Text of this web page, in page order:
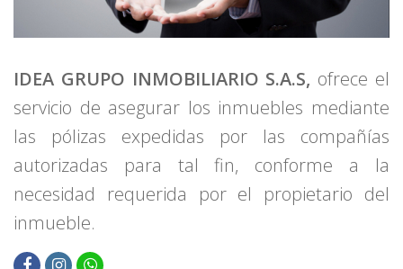
IDEA GRUPO INMOBILIARIO S.A.S, ofrece el
servicio de asegurar los inmuebles mediante
las pólizas expedidas por las compañías
autorizadas para tal fin, conforme a la
necesidad requerida por el propietario del
inmueble.